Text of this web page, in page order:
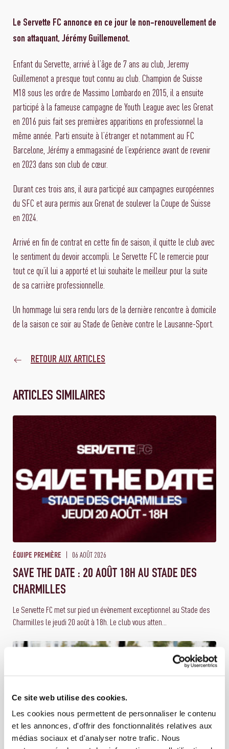
Ce site web utilise des cookies.
Les cookies nous permettent de personnaliser le contenu
et les annonces, d'offrir des fonctionnalités relatives aux
médias sociaux et d'analyser notre trafic. Nous
Le Servette FC annonce en ce jour le non-renouvellement de
son attaquant, Jérémy Guillemenot.
Enfant du Servette, arrivé à l’âge de 7 ans au club, Jeremy
Guillemenot a presque tout connu au club. Champion de Suisse
M18 sous les ordre de Massimo Lombardo en 2015, il a ensuite
participé à la fameuse campagne de Youth League avec les Grenat
en 2016 puis fait ses premières apparitions en professionnel la
même année. Parti ensuite à l’étranger et notamment au FC
Barcelone, Jérémy a emmagasiné de l’expérience avant de revenir
en 2023 dans son club de cœur.
Durant ces trois ans, il aura participé aux campagnes européennes
du SFC et aura permis aux Grenat de soulever la Coupe de Suisse
en 2024.
Arrivé en fin de contrat en cette fin de saison, il quitte le club avec
le sentiment du devoir accompli. Le Servette FC le remercie pour
tout ce qu’il lui a apporté et lui souhaite le meilleur pour la suite
de sa carrière professionnelle.
Un hommage lui sera rendu lors de la dernière rencontre à domicile
de la saison ce soir au Stade de Genève contre le Lausanne-Sport.
RETOUR AUX ARTICLES
ARTICLES SIMILAIRES
ÉQUIPE PREMIÈRE 06 AOÛT 2026
SAVE THE DATE : 20 AOÛT 18H AU STADE DES
CHARMILLES
Le Servette FC met sur pied un évènement exceptionnel au Stade des
Charmilles le jeudi 20 août à 18h. Le club vous atten...